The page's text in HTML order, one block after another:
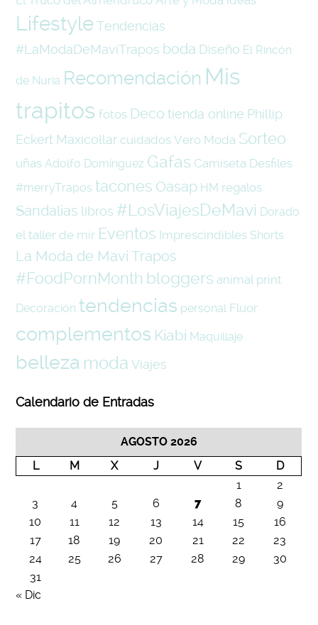
Lifestyle Tendencias
#LaModaDeMaviTrapos boda Diseño El Rincón
de Nuria Recomendación Mis
trapitos fotos Deco tienda online Phillip
Eckert Maxicollar cuidados Vero Moda Sorteo
uñas Adolfo Domínguez Gafas Camiseta Desfiles
#merryTrapos tacones Oasap HM regalos
Sandalias libros #LosViajesDeMavi Dorado
el taller de mir Eventos Imprescindibles Shorts
La Moda de Mavi Trapos
#FoodPornMonth bloggers animal print
Decoración tendencias personal Fluor
complementos Kiabi Maquillaje
belleza moda Viajes
Calendario de Entradas
AGOSTO 2026
L
M X J V S
D
1
2
3
4 5 6 7 8
9
10
11 12 13 14 15
16
17
18 19 20 21 22
23
24
25 26 27 28 29
30
31
« Dic